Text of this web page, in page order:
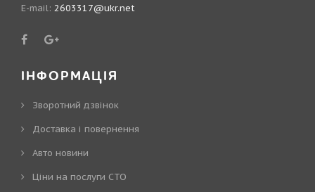
E-mail: 2603317@ukr.net
ІНФОРМАЦІЯ
Зворотний дзвінок
Доставка і повернення
Авто новини
Ціни на послуги СТО